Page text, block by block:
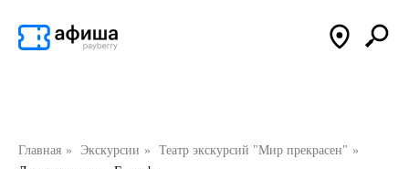
Главная » Экскурсии » Театр экскурсий "Мир прекрасен" »